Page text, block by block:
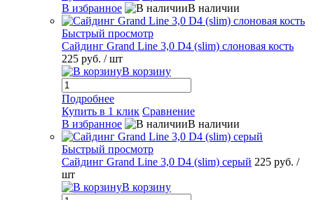
В избранное
В наличии
Быстрый просмотр
Сайдинг Grand Line 3,0 D4 (slim) слоновая кость
225 руб. / шт
В корзину
Подробнее
Купить в 1 клик Сравнение
В избранное
В наличии
Быстрый просмотр
Сайдинг Grand Line 3,0 D4 (slim) серый 225 руб. /
шт
В корзину